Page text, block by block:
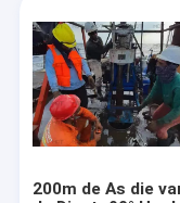
BOORSTAN
200m de As die